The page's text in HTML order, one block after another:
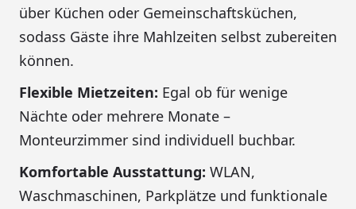
über Küchen oder Gemeinschaftsküchen,
sodass Gäste ihre Mahlzeiten selbst zubereiten
können.
Flexible Mietzeiten: Egal ob für wenige
Nächte oder mehrere Monate –
Monteurzimmer sind individuell buchbar.
Komfortable Ausstattung: WLAN,
Waschmaschinen, Parkplätze und funktionale